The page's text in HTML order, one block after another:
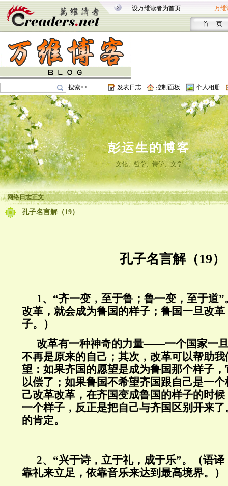
设万维读者为首页 万维
首 页
搜索>> 发表日志 控制面板 个人相册
彭运生的博客
文化、哲学、诗学、文学
网络日志正文
孔子名言解（19）
孔子名言解（19）
1、“齐一变，至于鲁；鲁一变，至于道
改革，就会成为鲁国的样子；鲁国一旦改
子。）
改革有一种神奇的力量——一个国家一
不再是原来的自己；其次，改革可以帮助
望：如果齐国的愿望是成为鲁国那个样子
以偿了；如果鲁国不希望齐国跟自己是一
己改革改革，在齐国变成鲁国的样子的时
一个样子，反正是把自己与齐国区别开来
的肯定。
2、“兴于诗，立于礼，成于乐”。（语
靠礼来立足，依靠音乐来达到最高境界。）